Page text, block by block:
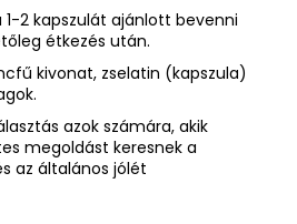
1-2 kapszulát ajánlott bevenni
étkezés után.
kivonat, zselatin (kapszula)
azok számára, akik
megoldást keresnek a
az általános jólét